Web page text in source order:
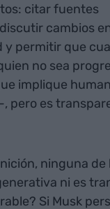
citar fuentes
cambios
y permitir que
no sea
implique
pero es
ninguna de
ni es
Si Musk